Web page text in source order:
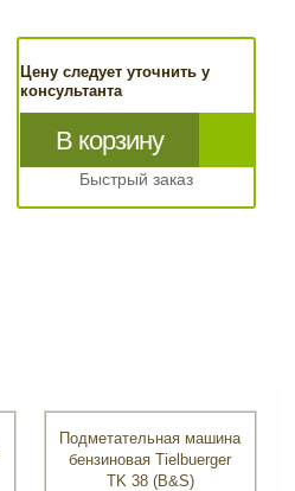
Цену следует уточнить у
консультанта
В корзину
Быстрый заказ
Подметательная машина
бензиновая Tielbuerger
TK 38 (B&S)